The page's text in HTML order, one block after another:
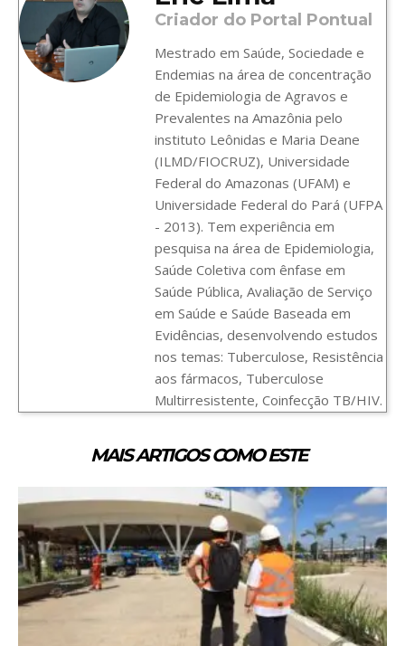
Criador do Portal Pontual
Mestrado em Saúde, Sociedade e
Endemias na área de concentração
de Epidemiologia de Agravos e
Prevalentes na Amazônia pelo
instituto Leônidas e Maria Deane
(ILMD/FIOCRUZ), Universidade
Federal do Amazonas (UFAM) e
Universidade Federal do Pará (UFPA
- 2013). Tem experiência em
pesquisa na área de Epidemiologia,
Saúde Coletiva com ênfase em
Saúde Pública, Avaliação de Serviço
em Saúde e Saúde Baseada em
Evidências, desenvolvendo estudos
nos temas: Tuberculose, Resistência
aos fármacos, Tuberculose
Multirresistente, Coinfecção TB/HIV.
MAIS ARTIGOS COMO ESTE